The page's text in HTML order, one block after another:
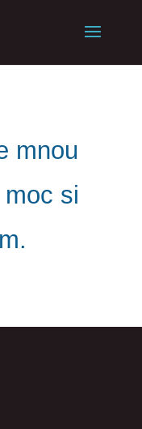
mnou
si